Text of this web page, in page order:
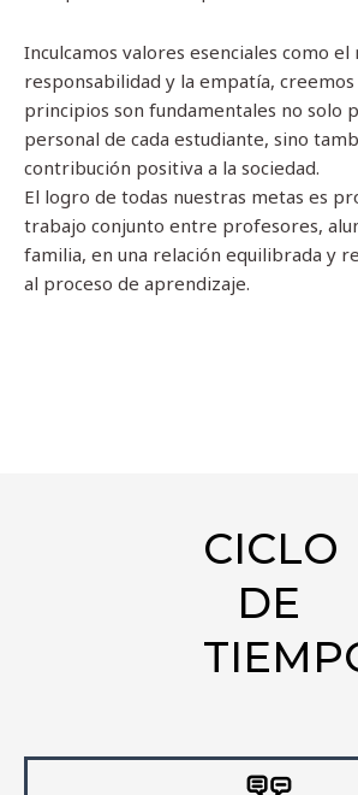
Inculcamos valores esenciales como
responsabilidad y la empatía, creemos
principios son fundamentales no solo
personal de cada estudiante, sino
contribución positiva a la sociedad.
El logro de todas nuestras metas es
trabajo conjunto entre profesores,
familia, en una relación equilibrada y
al proceso de aprendizaje.
CICLO
DE